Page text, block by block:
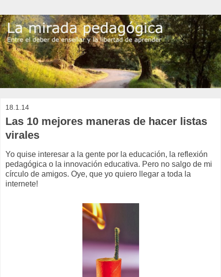
18.1.14
Las 10 mejores maneras de hacer listas
virales
Yo quise interesar a la gente por la educación, la reflexión
pedagógica o la innovación educativa. Pero no salgo de mi
círculo de amigos. Oye, que yo quiero llegar a toda la
internete!